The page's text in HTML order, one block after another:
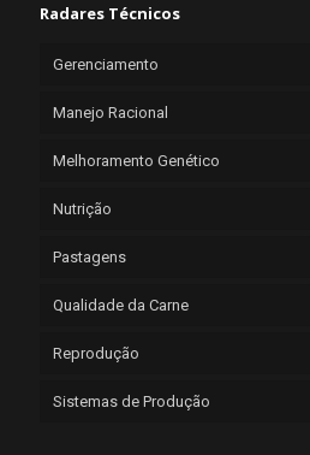
Radares Técnicos
Gerenciamento
Manejo Racional
Melhoramento Genético
Nutrição
Pastagens
Qualidade da Carne
Reprodução
Sistemas de Produção